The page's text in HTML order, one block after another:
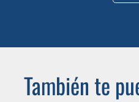
También te